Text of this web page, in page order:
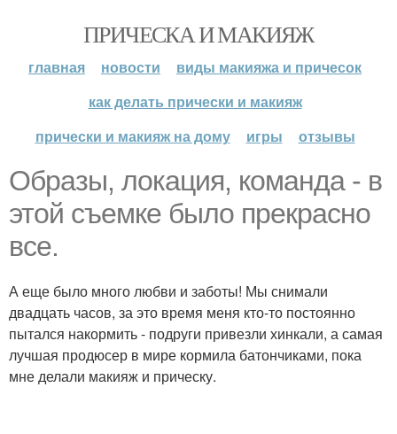
ПРИЧЕСКА И МАКИЯЖ
главная новости
виды макияжа и причесок
как делать прически и макияж
прически и макияж на дому
игры отзывы
Образы, локация, команда - в
этой съемке было прекрасно
все.
А еще было много любви и заботы! Мы снимали
двадцать часов, за это время меня кто-то постоянно
пытался накормить - подруги привезли хинкали, а самая
лучшая продюсер в мире кормила батончиками, пока
мне делали макияж и прическу.